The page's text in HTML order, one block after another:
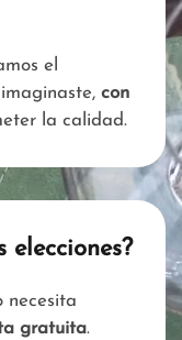
el
con
la calidad.
elecciones?
necesita
gratuita.